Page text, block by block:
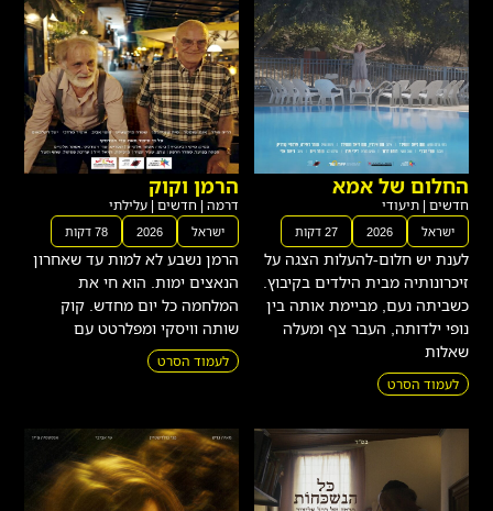
החלום של אמא
חדשים |תיעודי
ישראל 2026 27 דקות
לענת יש חלום-להעלות הצגה על
זיכרונותיה מבית הילדים בקיבוץ.
כשביתה נעם, מביימת אותה בין
נופי ילדותה, העבר צף ומעלה
שאלות
לעמוד הסרט
הרמן וקוק
דרמה | חדשים | עלילתי
ישראל 2026 78 דקות
הרמן נשבע לא למות עד שאחרון
הנאצים ימות. הוא חי את
המלחמה כל יום מחדש. קוק
שותה וויסקי ומפלרטט עם
לעמוד הסרט